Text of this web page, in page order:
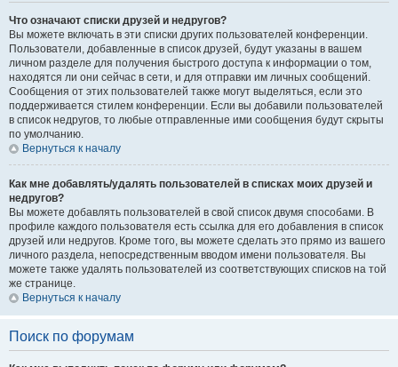
Что означают списки друзей и недругов?
Вы можете включать в эти списки других пользователей конференции.
Пользователи, добавленные в список друзей, будут указаны в вашем
личном разделе для получения быстрого доступа к информации о том,
находятся ли они сейчас в сети, и для отправки им личных сообщений.
Сообщения от этих пользователей также могут выделяться, если это
поддерживается стилем конференции. Если вы добавили пользователей
в список недругов, то любые отправленные ими сообщения будут скрыты
по умолчанию.
Вернуться к началу
Как мне добавлять/удалять пользователей в списках моих друзей и
недругов?
Вы можете добавлять пользователей в свой список двумя способами. В
профиле каждого пользователя есть ссылка для его добавления в список
друзей или недругов. Кроме того, вы можете сделать это прямо из вашего
личного раздела, непосредственным вводом имени пользователя. Вы
можете также удалять пользователей из соответствующих списков на той
же странице.
Вернуться к началу
Поиск по форумам